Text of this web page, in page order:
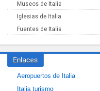
Museos de Italia
Iglesias de Italia
Fuentes de Italia
Enlaces
Aeropuertos de Italia
Italia turismo